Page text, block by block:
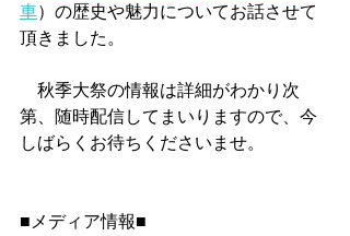
車）の歴史や魅力についてお話させて
頂きました。
秋季大祭の情報は詳細がわかり次
第、随時配信してまいりますので、今
しばらくお待ちくださいませ。
■メディア情報■